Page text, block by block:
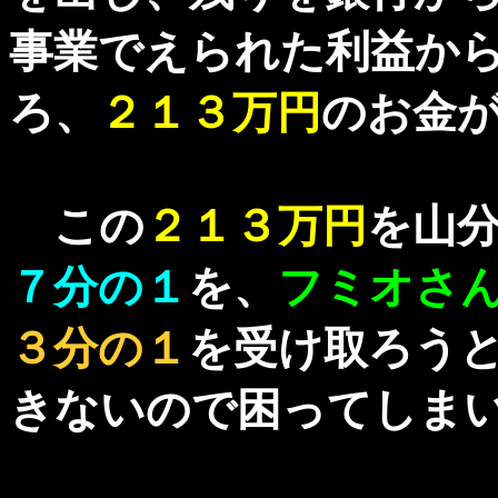
事業でえられた利益か
ろ、
２１３万円のお金
この ２１３万円 を山
７分の１ を、 フミオさ
３分の１ を受け取ろう
きないので困ってしま